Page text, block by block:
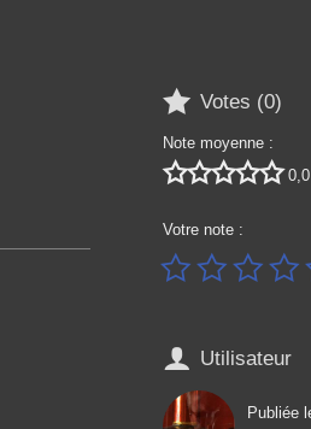
 Votes (0)
Note moyenne :
 0,0
Votre note :

 Utilisateur
Publiée